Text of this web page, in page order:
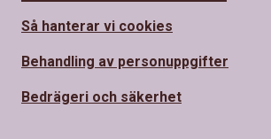
Så hanterar vi cookies
Behandling av personuppgifter
Bedrägeri och säkerhet